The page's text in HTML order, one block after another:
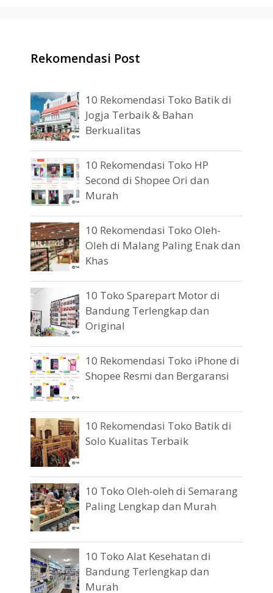
Rekomendasi Post
10 Rekomendasi Toko Batik di
Jogja Terbaik & Bahan
Berkualitas
10 Rekomendasi Toko HP
Second di Shopee Ori dan
Murah
10 Rekomendasi Toko Oleh-
Oleh di Malang Paling Enak dan
Khas
10 Toko Sparepart Motor di
Bandung Terlengkap dan
Original
10 Rekomendasi Toko iPhone di
Shopee Resmi dan Bergaransi
10 Rekomendasi Toko Batik di
Solo Kualitas Terbaik
10 Toko Oleh-oleh di Semarang
Paling Lengkap dan Murah
10 Toko Alat Kesehatan di
Bandung Terlengkap dan
Murah